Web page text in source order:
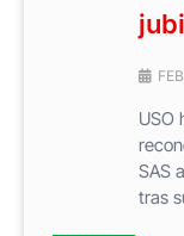
USO
SAS
tras